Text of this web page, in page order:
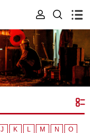
J K L M N
O